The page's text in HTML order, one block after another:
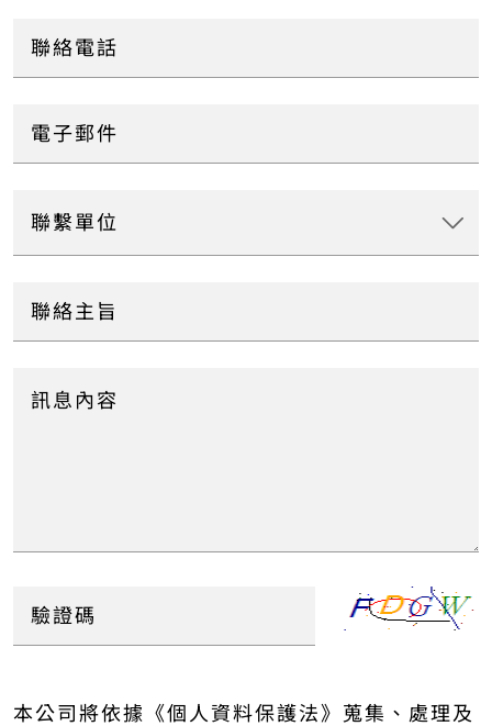
本公司將依據《個人資料保護法》蒐集、處理及